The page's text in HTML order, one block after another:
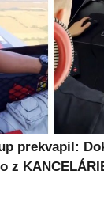
prekvapil:
z